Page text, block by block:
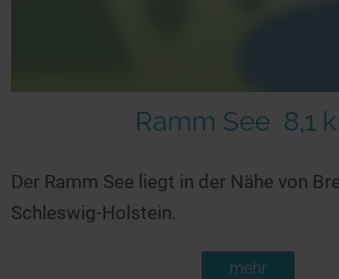
Ramm See 8,1
Der Ramm See liegt in der Nähe von
Schleswig-Holstein.
mehr